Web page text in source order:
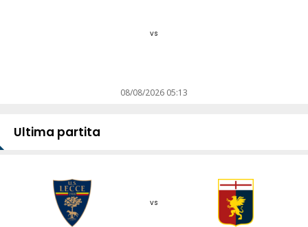
vs
08/08/2026 05:13
Ultima partita
vs